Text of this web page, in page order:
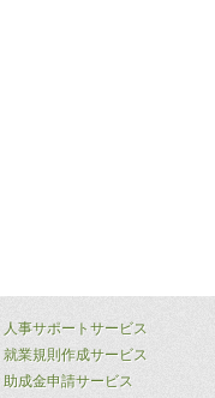
人事サポートサービス
就業規則作成サービス
助成金申請サービス